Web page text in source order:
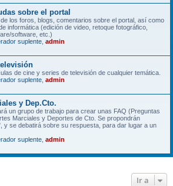
sobre el portal
los foros, blogs, comentarios sobre el portal, así como
informática (edición de video, retoque fotográfico,
software, etc.)
suplente admin
de cine y series de televisión de cualquier temática.
suplente admin
y Dep.Cto.
un grupo de trabajo para crear unas FAQ (Preguntas
Marciales y Deportes de Cto. Se propondrán
y se debatirá sobre su respuesta, para dar lugar a un
suplente admin
Ir a